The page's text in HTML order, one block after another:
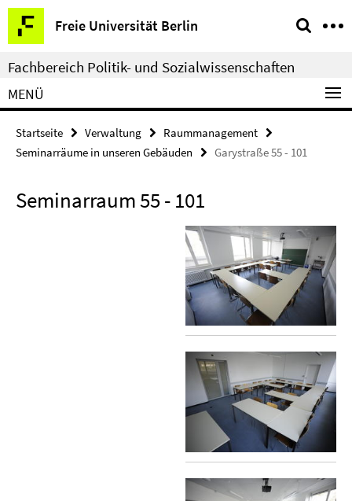
Springe
direkt
zu
Inhalt
Freie Universität Berlin
Service-
Navigation
Fachbereich Politik- und Sozialwissenschaften
MENÜ
Startseite Verwaltung
Raummanagement
Seminarräume in unseren Gebäuden
Garystraße 55 - 101
Seminarraum 55 - 101